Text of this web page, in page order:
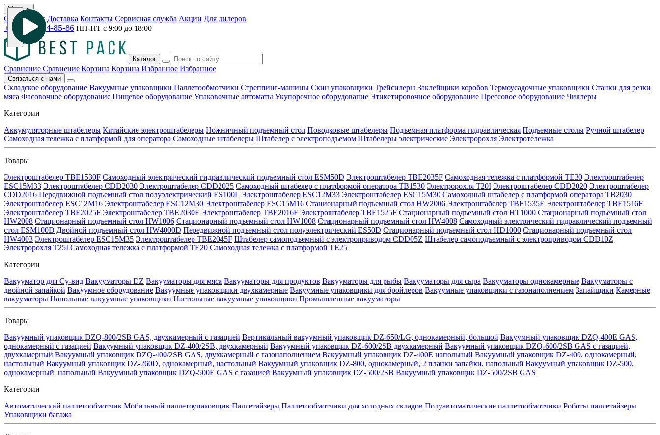
Москва
О компании Доставка Контакты Сервисная служба Акции Для дилеров
+7 (495) 744-85-86 ПН-ПТ с 9:00 до 18:00
Каталог
Сравнение Сравнение Корзина Корзина Избранное Избранное
Связаться с нами
Складское оборудование Вакуумные упаковщики Паллетообмотчики Стреппинг-машины Скин упаковщики Трейсилеры Заклейщики коробов Термоусадочные упаковщики Станки для резки
мяса Фасовочное оборудование Пищевое оборудование Упаковочные автоматы Укупорочное оборудование Этикетировочное оборудование Прессовое оборудование Чиллеры
Категории
Аккумуляторные штабелеры Китайские электроштабелеры Ножничный подъемный стол Поводковые штабелеры Подъемная платформа гидравлическая Подъемные столы Ручной штабелер
Самоходная тележка с платформой для оператора Самоходные штабелеры Штабелер с электроподъемом Штабелеры электрические Электророхля Электротележка
Товары
Электроштабелер TBE1530F Самоходный электрический гидравлический подъемный стол ESM50D Электроштабелер TBE2035F Самоходная тележка с платформой TE30 Электроштабелер
ESC15M33 Электроштабелер CDD2030 Электроштабелер CDD2025 Самоходный штабелер с платформой оператора TB1530 Электророхля T20I Электроштабелер CDD2020 Электроштабелер
CDD2016 Передвижной подъемный стол полуэлектрический ES100L Электроштабелер ESC12M33 Электроштабелер ESC15M30 Самоходный штабелер с платформой оператора TB2030
Электроштабелер ESC12M16 Электроштабелер ESC12M30 Электроштабелер ESC15M16 Стационарный подъемный стол HW2006 Электроштабелер TBE1535F Электроштабелер TBE1516F
Электроштабелер TBE2025F Электроштабелер TBE2030F Электроштабелер TBE2016F Электроштабелер TBE1525F Стационарный подъемный стол HT1000 Стационарный подъемный стол
HW2008 Стационарный подъемный стол HW1006 Стационарный подъемный стол HW1008 Стационарный подъемный стол HW4008 Самоходный электрический гидравлический подъемный
стол ESM100D Двойной подъемный стол HW4000D Передвижной подъемный стол полуэлектрический ES50D Стационарный подъемный стол HD1000 Стационарный подъемный стол
HW4003 Электроштабелер ESC15M35 Электроштабелер TBE2045F Штабелер самоподъемный с электроприводом CDD05Z Штабелер самоподъемный с электроприводом CDD10Z
Электророхля T25I Самоходная тележка с платформой TE20 Самоходная тележка с платформой TE25
Категории
Вакууматор для Су-вид Вакууматоры DZ Вакууматоры для мяса Вакууматоры для продуктов Вакууматоры для рыбы Вакууматоры для сыра Вакууматоры однокамерные Вакууматоры с
двойной запайкой Вакуумное оборудование Вакуумные упаковщики двухкамерные Вакуумные упаковщики для бройлеров Вакуумные упаковщики с газонаполнением Запайщики Камерные
вакууматоры Напольные вакуумные упаковщики Настольные вакуумные упаковщики Промышленные вакууматоры
Товары
Вакуумный упаковщик DZQ-800/2SB GAS, двухкамерный с газацией Вертикальный вакуумный упаковщик DZ-650/LG, однокамерный, большой Вакуумный упаковщик DZQ-400E GAS,
однокамерный с газацией Вакуумный упаковщик DZ-400/2SB, двухкамерный Вакуумный упаковщик DZ-600/2SB двухкамерный Вакуумный упаковщик DZQ-600/2SB GAS с газацией,
двухкамерный Вакуумный упаковщик DZQ-400/2SB GAS, двухкамерный с газонаполнением Вакуумный упаковщик DZ-400E напольный Вакуумный упаковщик DZ-400, однокамерный,
настольный Вакуумный упаковщик DZ-260D, однокамерный, настольный Вакуумный упаковщик DZ-800, однокамерный, 2 планки запайки, напольный Вакуумный упаковщик DZ-500,
однокамерный, напольный Вакуумный упаковщик DZQ-500E GAS с газацией Вакуумный упаковщик DZ-500/2SB Вакуумный упаковщик DZ-500/2SB GAS
Категории
Автоматический паллетообмотчик Мобильный паллетоупаковщик Паллетайзеры Паллетообмотчики для холодных складов Полуавтоматические паллетообмотчики Роботы паллетайзеры
Упаковщики багажа